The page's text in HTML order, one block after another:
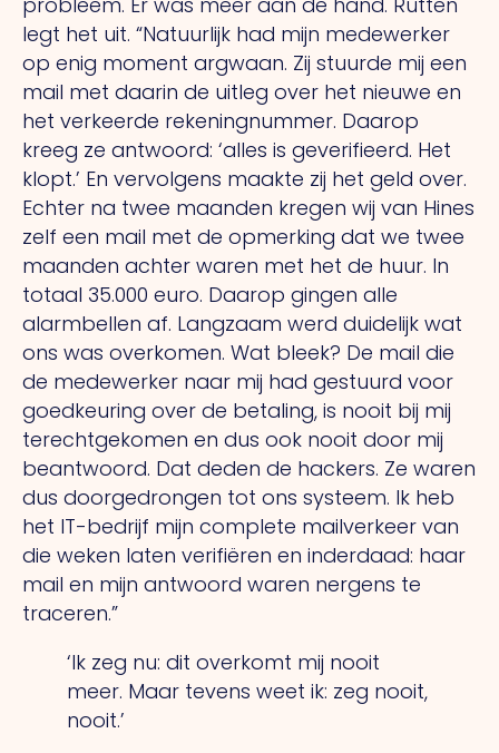
legt het uit. “Natuurlijk had mijn medewerker
op enig moment argwaan. Zij stuurde mij een
mail met daarin de uitleg over het nieuwe en
het verkeerde rekeningnummer. Daarop
kreeg ze antwoord: ‘alles is geverifieerd. Het
klopt.’ En vervolgens maakte zij het geld over.
Echter na twee maanden kregen wij van Hines
zelf een mail met de opmerking dat we twee
maanden achter waren met het de huur. In
totaal 35.000 euro. Daarop gingen alle
alarmbellen af. Langzaam werd duidelijk wat
ons was overkomen. Wat bleek? De mail die
de medewerker naar mij had gestuurd voor
goedkeuring over de betaling, is nooit bij mij
terechtgekomen en dus ook nooit door mij
beantwoord. Dat deden de hackers. Ze waren
dus doorgedrongen tot ons systeem. Ik heb
het IT-bedrijf mijn complete mailverkeer van
die weken laten verifiëren en inderdaad: haar
mail en mijn antwoord waren nergens te
traceren.”
‘Ik zeg nu: dit overkomt mij nooit
meer. Maar tevens weet ik: zeg nooit,
nooit.’